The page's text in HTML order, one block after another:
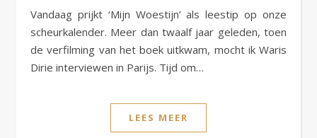
Vandaag prijkt ‘Mijn Woestijn’ als leestip op onze
scheurkalender. Meer dan twaalf jaar geleden, toen
de verfilming van het boek uitkwam, mocht ik Waris
Dirie interviewen in Parijs. Tijd om…
LEES MEER